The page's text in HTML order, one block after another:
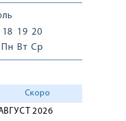
18
Пн
19
Вт
20
Ср
Скоро
2026